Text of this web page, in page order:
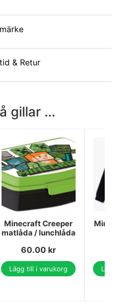
& Retur
gillar ...
Minecraft Creeper
matlåda / lunchlåda
60.00 kr
Lägg till i varukorg